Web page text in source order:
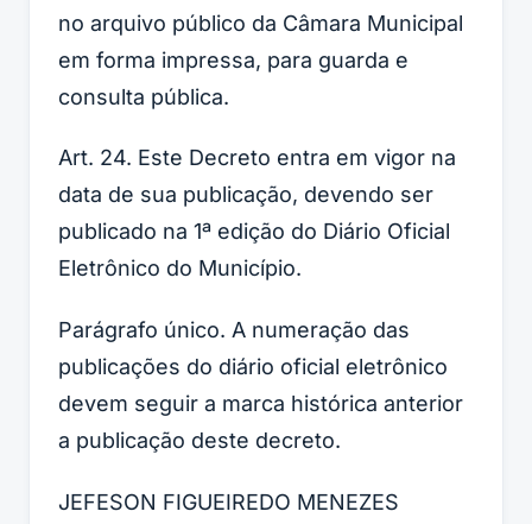
no arquivo público da Câmara Municipal
em forma impressa, para guarda e
consulta pública.
Art. 24. Este Decreto entra em vigor na
data de sua publicação, devendo ser
publicado na 1ª edição do Diário Oficial
Eletrônico do Município.
Parágrafo único. A numeração das
publicações do diário oficial eletrônico
devem seguir a marca histórica anterior
a publicação deste decreto.
JEFESON FIGUEIREDO MENEZES